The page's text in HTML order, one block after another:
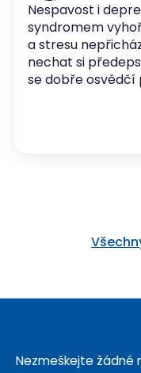
Nespavost i
syndromem
a stresu
nechat si
se dobře osvědčí
Nezmeškejte žádné